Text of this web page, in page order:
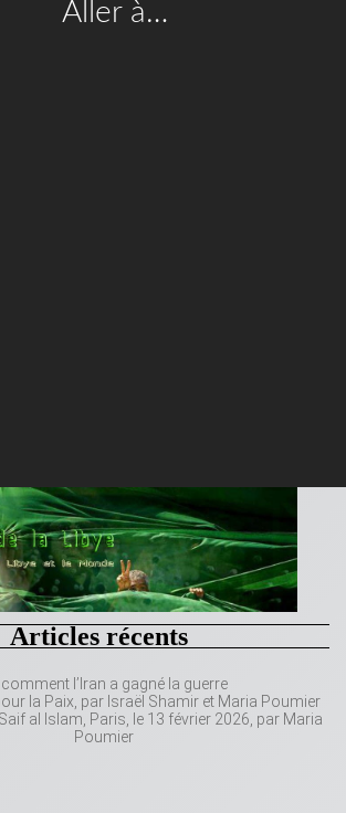
Aller à…
Articles récents
comment l’Iran a gagné la guerre
la Paix, par Israël Shamir et Maria Poumier
al Islam, Paris, le 13 février 2026, par Maria
Poumier